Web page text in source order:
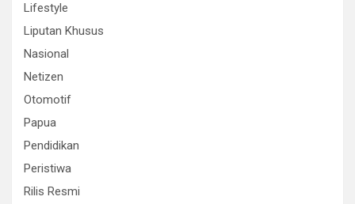
Lifestyle
Liputan Khusus
Nasional
Netizen
Otomotif
Papua
Pendidikan
Peristiwa
Rilis Resmi